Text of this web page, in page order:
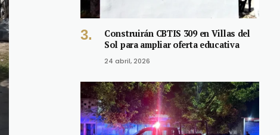
Construirán CBTIS 309 en Villas del
Sol para ampliar oferta educativa
24 abril, 2026